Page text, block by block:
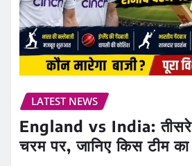
LATEST NEWS
England vs India: तीसरे
चरम पर, जानिए किस टीम का